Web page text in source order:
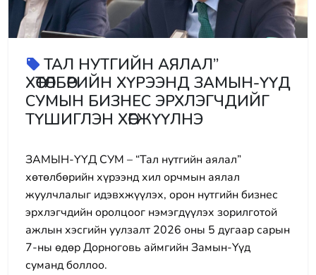
ТАЛ НУТГИЙН АЯЛАЛ”
ХӨТӨЛБӨРИЙН ХҮРЭЭНД ЗАМЫН-ҮҮД
СУМЫН БИЗНЕС ЭРХЛЭГЧДИЙГ
ТҮШИГЛЭН ХӨГЖҮҮЛНЭ
ЗАМЫН-ҮҮД СУМ – “Тал нутгийн аялал”
хөтөлбөрийн хүрээнд хил орчмын аялал
жуулчлалыг идэвхжүүлэх, орон нутгийн бизнес
эрхлэгчдийн оролцоог нэмэгдүүлэх зорилготой
ажлын хэсгийн уулзалт 2026 оны 5 дугаар сарын
7-ны өдөр Дорноговь аймгийн Замын-Үүд
суманд боллоо.